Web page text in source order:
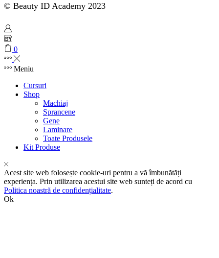
© Beauty ID Academy 2023
0
Meniu
Cursuri
Shop
Machiaj
Sprancene
Gene
Laminare
Toate Produsele
Kit Produse
Acest site web folosește cookie-uri pentru a vă îmbunătăți
experiența. Prin utilizarea acestui site web sunteți de acord cu
Politica noastră de confidențialitate.
Ok